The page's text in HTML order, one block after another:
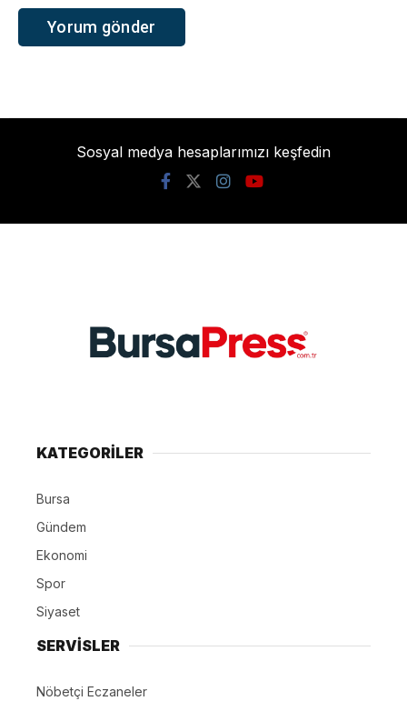
Sosyal medya hesaplarımızı keşfedin
KATEGORİLER
Bursa
Gündem
Ekonomi
Spor
Siyaset
SERVİSLER
Nöbetçi Eczaneler